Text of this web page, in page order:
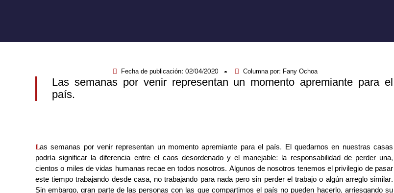
Fecha de publicación: 02/04/2020 Columna por: Fany Ochoa
Las semanas por venir representan un momento apremiante para el
país.
Las semanas por venir representan un momento apremiante para el país. El quedarnos en nuestras casas
podría significar la diferencia entre el caos desordenado y el manejable: la responsabilidad de perder una,
cientos o miles de vidas humanas recae en todos nosotros. Algunos de nosotros tenemos el privilegio de pasar
este tiempo trabajando desde casa, no trabajando para nada pero sin perder el trabajo o algún arreglo similar.